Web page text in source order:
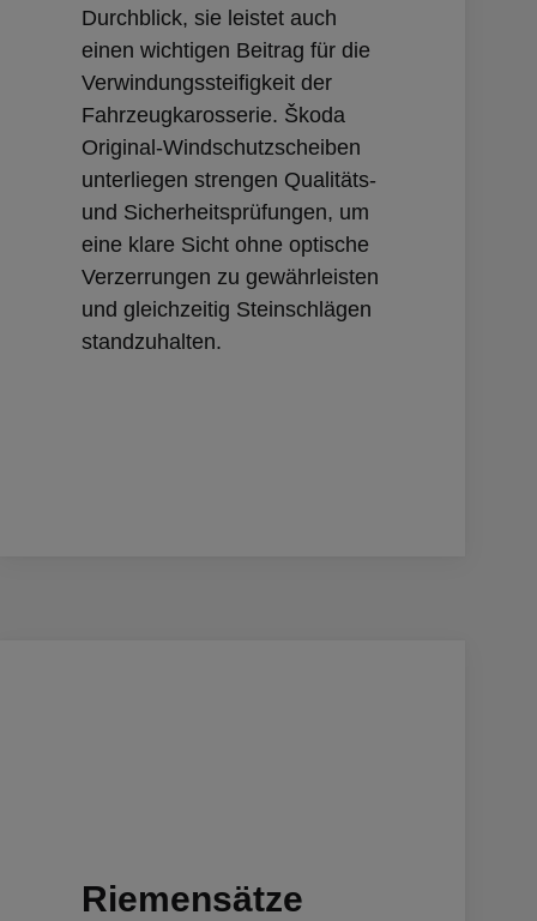
Durchblick, sie leistet auch
einen wichtigen Beitrag für die
Verwindungssteifigkeit der
Fahrzeugkarosserie. Škoda
Original-Windschutzscheiben
unterliegen strengen Qualitäts-
und Sicherheitsprüfungen, um
eine klare Sicht ohne optische
Verzerrungen zu gewährleisten
und gleichzeitig Steinschlägen
standzuhalten.
Riemensätze